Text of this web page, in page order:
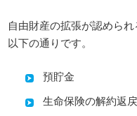
自由財産の拡張が認めら
以下の通りです。
預貯金
生命保険の解約返